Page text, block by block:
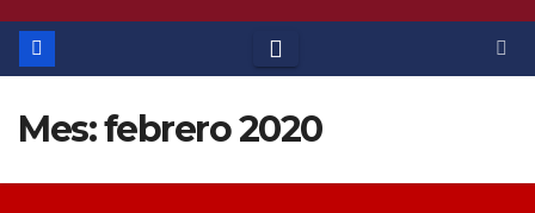
Mes:febrero 2020